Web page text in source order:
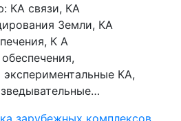
КА связи, КА
Земли, КА
К А
экспериментальные КА,
зарубежных комплексов